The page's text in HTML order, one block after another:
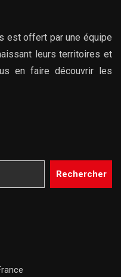
est offert par une équipe
leurs territoires et
en faire découvrir les
Rechercher